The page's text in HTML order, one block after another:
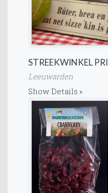
STREEKWINKEL
Leeuwarden
Show Details